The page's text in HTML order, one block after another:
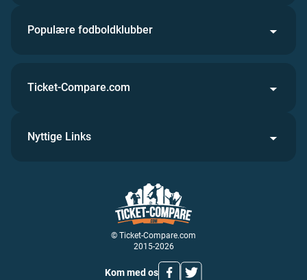
Populære fodboldklubber
© Ticket-Compare.com
2015-2026
Kom med os
Ticket-Compare.com
Nyttige Links